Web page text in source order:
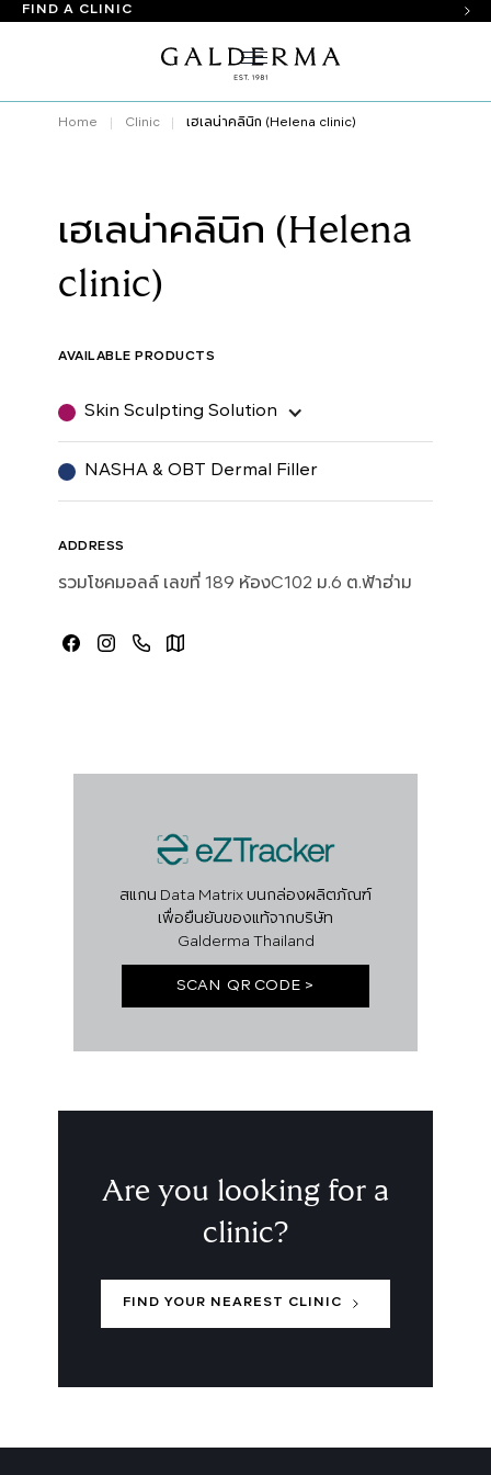
FIND A CLINIC
Home Clinic เฮเลน่าคลินิก (Helena clinic)
เฮเลน่าคลินิก (Helena
clinic)
AVAILABLE PRODUCTS
Skin Sculpting Solution
NASHA & OBT Dermal Filler
ADDRESS
รวมโชคมอลล์ เลขที่ 189 ห้องC102 ม.6 ต.ฟ้าฮ่าม
สแกน Data Matrix บนกล่องผลิตภัณฑ์
เพื่อยืนยันของแท้จากบริษัท
Galderma Thailand
SCAN QR CODE >
Are you looking for a
clinic?
FIND YOUR NEAREST CLINIC